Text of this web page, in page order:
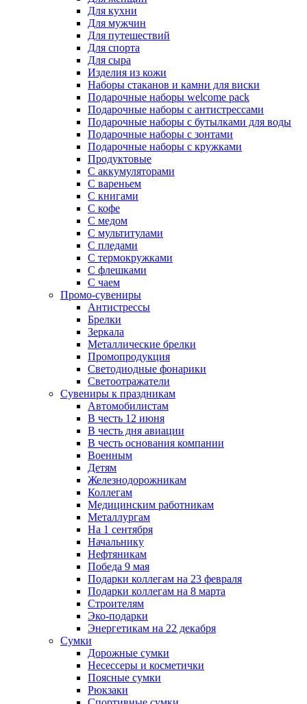
Для кухни
Для мужчин
Для путешествий
Для спорта
Для сыра
Изделия из кожи
Наборы стаканов и камни для виски
Подарочные наборы welcome pack
Подарочные наборы с антистрессами
Подарочные наборы с бутылками для воды
Подарочные наборы с зонтами
Подарочные наборы с кружками
Продуктовые
С аккумуляторами
С вареньем
С книгами
С кофе
С медом
С мультитулами
С пледами
С термокружками
С флешками
С чаем
Промо-сувениры
Антистрессы
Брелки
Зеркала
Металлические брелки
Промопродукция
Светодиодные фонарики
Светоотражатели
Сувениры к праздникам
Автомобилистам
В честь 12 июня
В честь дня авиации
В честь основания компании
Военным
Детям
Железнодорожникам
Коллегам
Медицинским работникам
Металлургам
На 1 сентября
Начальнику
Нефтяникам
Победа 9 мая
Подарки коллегам на 23 февраля
Подарки коллегам на 8 марта
Строителям
Эко-подарки
Энергетикам на 22 декабря
Сумки
Дорожные сумки
Несессеры и косметички
Поясные сумки
Рюкзаки